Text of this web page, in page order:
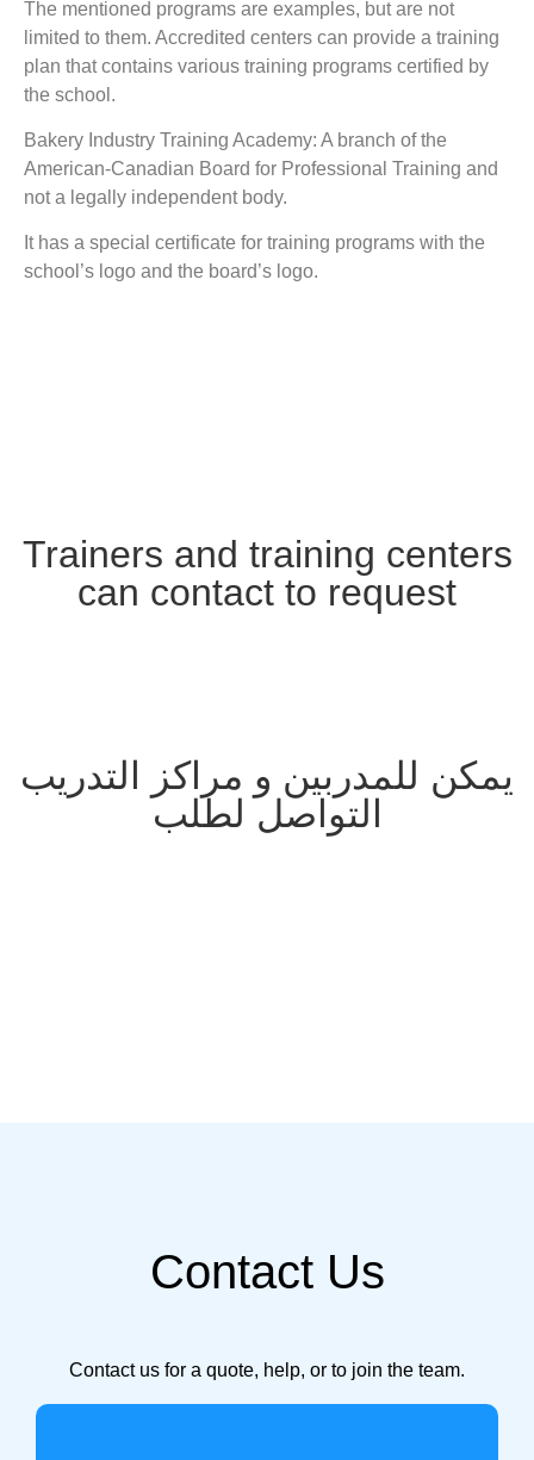
The mentioned programs are examples, but are not
limited to them. Accredited centers can provide a training
plan that contains various training programs certified by
the school.
Bakery Industry Training Academy: A branch of the
American-Canadian Board for Professional Training and
not a legally independent body.
It has a special certificate for training programs with the
school’s logo and the board’s logo.
Trainers and training centers
can contact to request
يمكن للمدربين و مراكز التدريب
التواصل لطلب
Contact Us
Contact us for a quote, help, or to join the team.